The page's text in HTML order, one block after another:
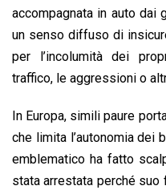
accompagnata in auto dai
un senso diffuso di
per l’incolumità dei
traffico, le aggressioni o
In Europa, simili paure
che limita l’autonomia dei
emblematico ha fatto
stata arrestata perché